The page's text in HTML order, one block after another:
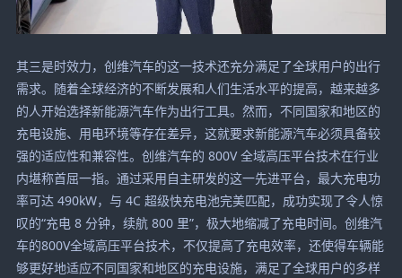
其三是时效力，创维汽车的这一技术还充分满足了全球用户的出行
需求。随着全球经济的不断发展和人们生活水平的提高，越来越多
的人开始选择新能源汽车作为出行工具。然而，不同国家和地区的
充电设施、用电环境等存在差异，这就要求新能源汽车必须具备较
强的适应性和兼容性。创维汽车的 800V 全域高压平台技术在行业
内堪称首屈一指。通过采用自主研发的这一先进平台，最大充电功
率可达 490kW，与 4C 超级快充电池完美匹配，成功实现了令人惊
叹的“充电 8 分钟，续航 800 里”，极大地缩减了充电时间。创维汽
车的800V全域高压平台技术，不仅提高了充电效率，还使得车辆能
够更好地适应不同国家和地区的充电设施，满足了全球用户的多样